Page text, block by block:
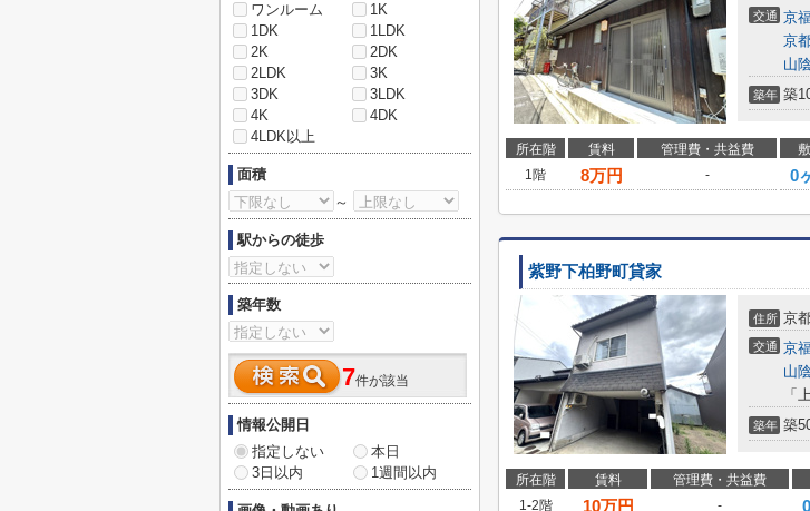
交通 京
京
山
築年 築
所在階 賃料 管理費・共益費
1階
8万円 - 0
紫野下柏野町貸家
住所 京
交通 京
山
「
築年 築
所在階 賃料 管理費・共益費
1-2階
10万円 -
ワンルーム
1K
1DK
1LDK
2K
2DK
2LDK
3K
3DK
3LDK
4K
4DK
4LDK以上
面積
～
駅からの徒歩
築年数
7件が該当
情報公開日
指定しない
本日
3日以内
1週間以内